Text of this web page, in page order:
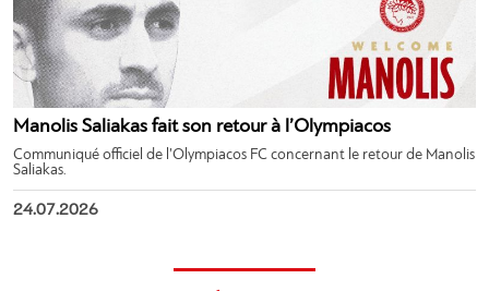
Manolis Saliakas fait son retour à l’Olympiacos
Communiqué officiel de l’Olympiacos FC concernant le retour de Manolis
Saliakas.
24.07.2026